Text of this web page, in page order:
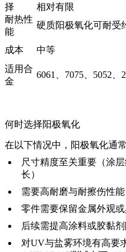
择
相对有限
耐热性
能
硬质阳极氧化可耐受
成本 中等
适用合
金
6061、7075、5052、
何时选择阳极氧化
在以下情况中，阳极氧化通
尺寸精度至关重要（涂
长）
需要高耐磨与耐擦伤性
零件需要保留金属外观
后续需提高涂料或胶黏
对UV与盐雾环境有高要